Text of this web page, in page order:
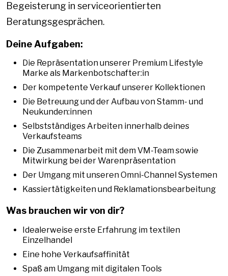
Begeisterung in serviceorientierten
Beratungsgesprächen.
Deine Aufgaben:
Die Repräsentation unserer Premium Lifestyle
Marke als Markenbotschafter:in
Der kompetente Verkauf unserer Kollektionen
Die Betreuung und der Aufbau von Stamm- und
Neukunden:innen
Selbstständiges Arbeiten innerhalb deines
Verkaufsteams
Die Zusammenarbeit mit dem VM-Team sowie
Mitwirkung bei der Warenpräsentation
Der Umgang mit unseren Omni-Channel Systemen
Kassiertätigkeiten und Reklamationsbearbeitung
Was brauchen wir von dir?
Idealerweise erste Erfahrung im textilen
Einzelhandel
Eine hohe Verkaufsaffinität
Spaß am Umgang mit digitalen Tools